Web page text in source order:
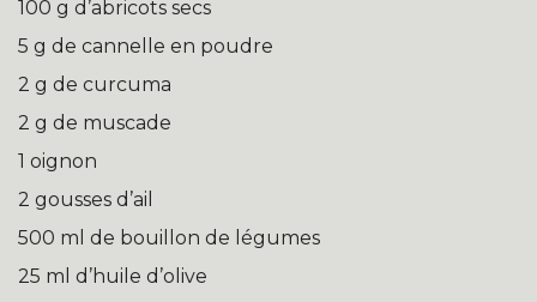
100 g d’abricots secs
5 g de cannelle en poudre
2 g de curcuma
2 g de muscade
1 oignon
2 gousses d’ail
500 ml de bouillon de légumes
25 ml d’huile d’olive